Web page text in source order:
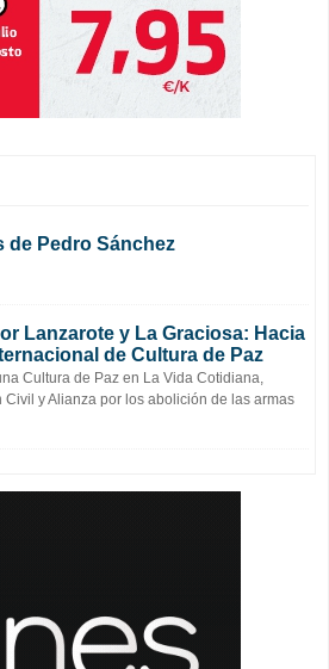
de Pedro Sánchez
Lanzarote y La Graciosa: Hacia
de Cultura de Paz
Cultura de Paz en La Vida Cotidiana,
Civil y Alianza por los abolición de las armas